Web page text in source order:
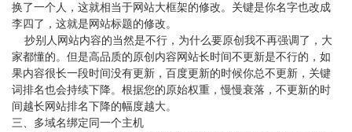
换了一个人，这就相当于网站大框架的修改。关键是你名字也改成
李四了，这就是网站标题的修改。
抄别人网站内容的当然是不行，为什么要原创我不再强调了，大
家都懂的。但是高品质的原创内容网站长时间不更新是不行的，如
果内容很长一段时间没有更新，百度更新的时候你总不更新，关键
词排名也会持续下降。根据您的原始权重，慢慢衰落，不更新的时
间越长网站排名下降的幅度越大。
三、多域名绑定同一个主机